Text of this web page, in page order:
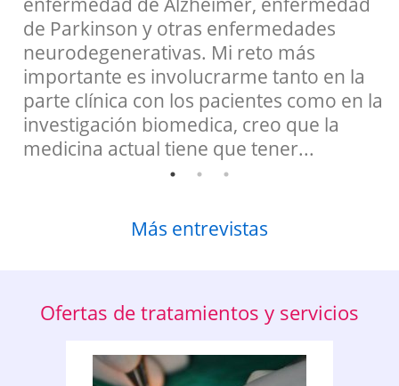
de Parkinson y otras enfermedades
neurodegenerativas. Mi reto más
importante es involucrarme tanto en la
parte clínica con los pacientes como en la
investigación biomedica, creo que la
medicina actual tiene que tener...
Más entrevistas
Ofertas de tratamientos y servicios